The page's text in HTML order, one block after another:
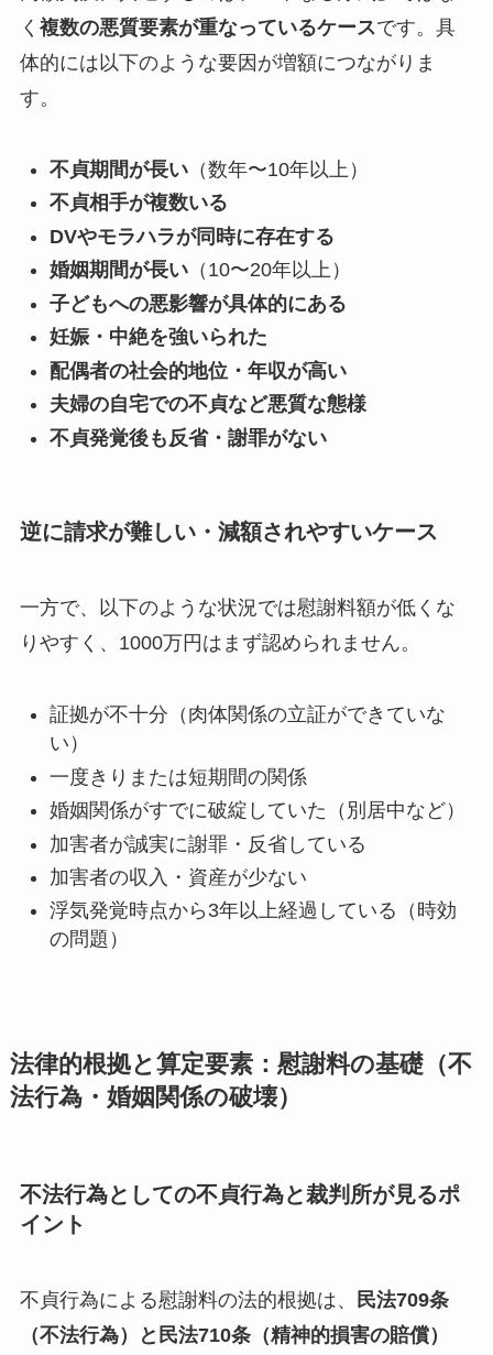
く 複数の悪質要素が重なっているケースです。具
体的には以下のような要因が増額につながりま
す。
不貞期間が長い（数年〜10年以上）
不貞相手が複数いる
DVやモラハラが同時に存在する
婚姻期間が長い（10〜20年以上）
子どもへの悪影響が具体的にある
妊娠・中絶を強いられた
配偶者の社会的地位・年収が高い
夫婦の自宅での不貞など悪質な態様
不貞発覚後も反省・謝罪がない
逆に請求が難しい・減額されやすいケース
一方で、以下のような状況では慰謝料額が低くな
りやすく、1000万円はまず認められません。
証拠が不十分（肉体関係の立証ができていな
い）
一度きりまたは短期間の関係
婚姻関係がすでに破綻していた（別居中など）
加害者が誠実に謝罪・反省している
加害者の収入・資産が少ない
浮気発覚時点から3年以上経過している（時効
の問題）
法律的根拠と算定要素：慰謝料の基礎（不
法行為・婚姻関係の破壊）
不法行為としての不貞行為と裁判所が見るポ
イント
不貞行為による慰謝料の法的根拠は、 民法709条
（不法行為）と民法710条（精神的損害の賠償）